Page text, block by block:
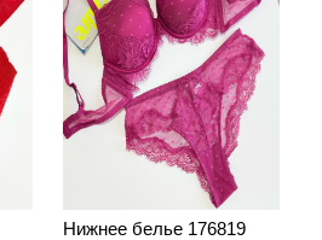
Нижнее белье 176819